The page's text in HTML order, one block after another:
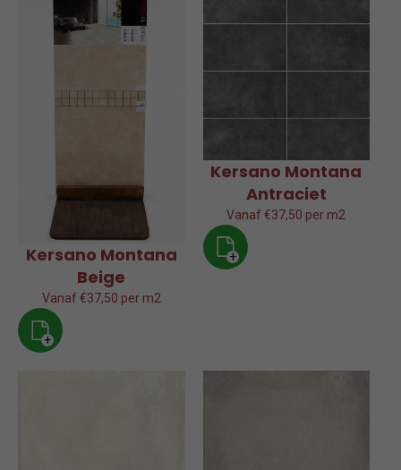
Kersano Montana
Beige
Vanaf €37,50 per m2
+
Kersano Montana
Antraciet
Vanaf €37,50 per m2
+